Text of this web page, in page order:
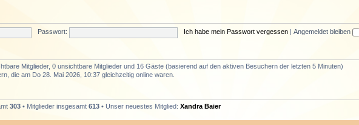
Passwort: Ich habe mein Passwort vergessen Angemeldet bleiben
Mitglieder, 0 unsichtbare Mitglieder und 16 Gäste (basierend auf den aktiven Besuchern der letzten 5 Minuten)
die am Do 28. Mai 2026, 10:37 gleichzeitig online waren.
303 • Mitglieder insgesamt 613 • Unser neuestes Mitglied: Xandra Baier